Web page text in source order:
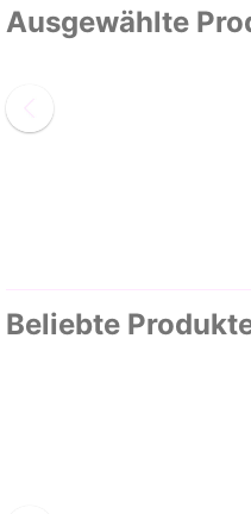
Ausgewählte
Beliebte